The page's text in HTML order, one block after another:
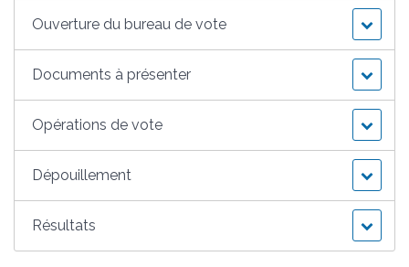
Ouverture du bureau de vote
Documents à présenter
Opérations de vote
Dépouillement
Résultats